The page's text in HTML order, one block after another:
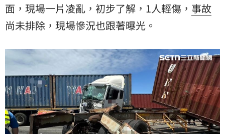
面，現場一片凌亂，初步了解，1人輕傷， 事故
尚未排除，現場慘況也跟著曝光。